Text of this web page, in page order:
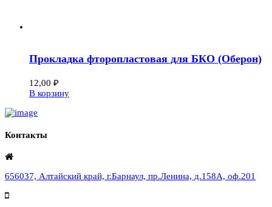
Прокладка фторопластовая для БКО (Оберон)
12,00 ₽
В корзину
Контакты
656037, Алтайский край, г.Барнаул, пр.Ленина, д.158А, оф.201